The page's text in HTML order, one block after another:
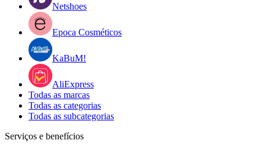
Netshoes
Epoca Cosméticos
KaBuM!
AliExpress
Todas as marcas
Todas as categorias
Todas as subcategorias
Serviços e benefícios